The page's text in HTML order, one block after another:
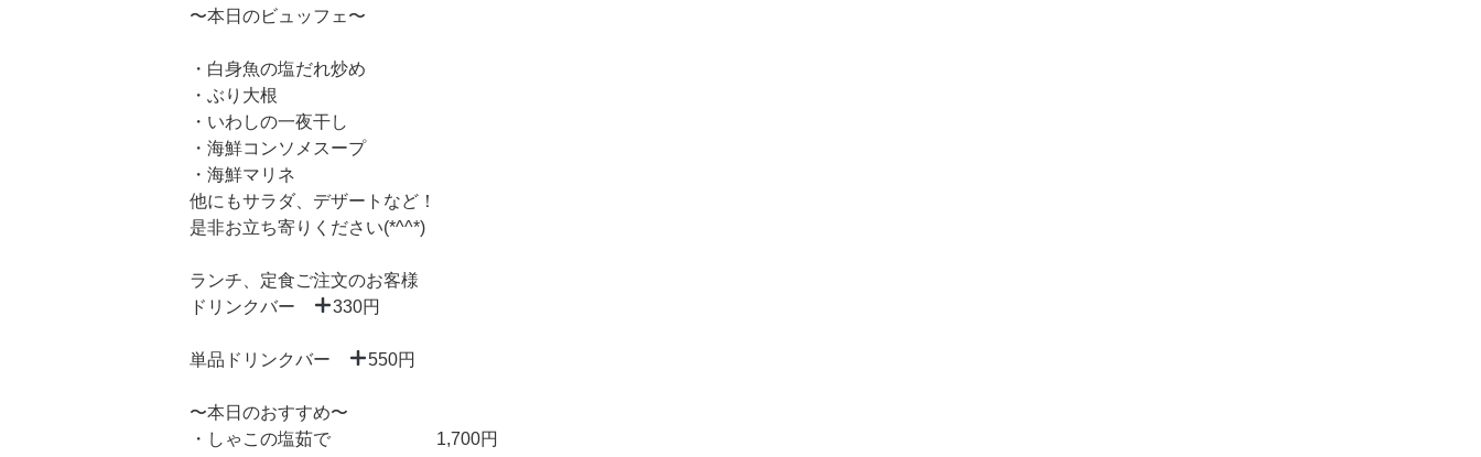
〜本日のビュッフェ〜
・白身魚の塩だれ炒め
・ぶり大根
・いわしの一夜干し
・海鮮コンソメスープ
・海鮮マリネ
他にもサラダ、デザートなど！
是非お立ち寄りください(*^^*)
ランチ、定食ご注文のお客様
ドリンクバー
330円
単品ドリンクバー 550円
〜本日のおすすめ〜
・しゃこの塩茹で 1,700円